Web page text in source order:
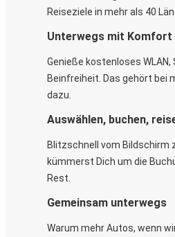
Reiseziele in mehr als 40
Unterwegs mit Komfort
Genieße kostenloses
Beinfreiheit. Das gehört bei
dazu.
Auswählen, buchen,
Blitzschnell vom Bildschirm
kümmerst Dich um die
Rest.
Gemeinsam unterwegs
Warum mehr Autos, wenn